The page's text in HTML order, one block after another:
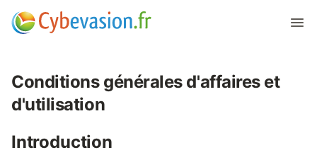
Conditions générales d'affaires et
d'utilisation
Introduction